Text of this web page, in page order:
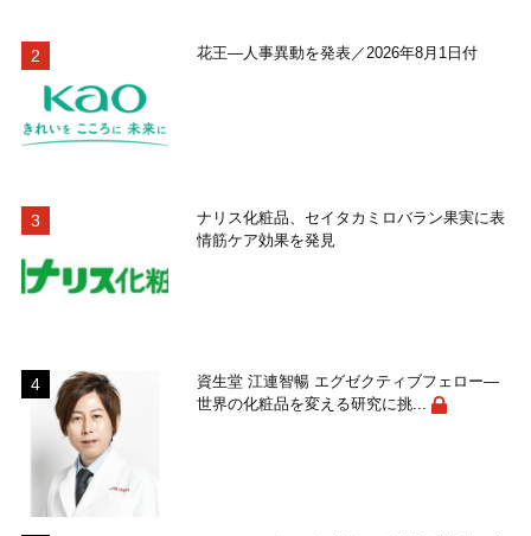
花王―人事異動を発表／2026年8月1日付
ナリス化粧品、セイタカミロバラン果実に表
情筋ケア効果を発見
資生堂 江連智暢 エグゼクティブフェロー―
世界の化粧品を変える研究に挑...